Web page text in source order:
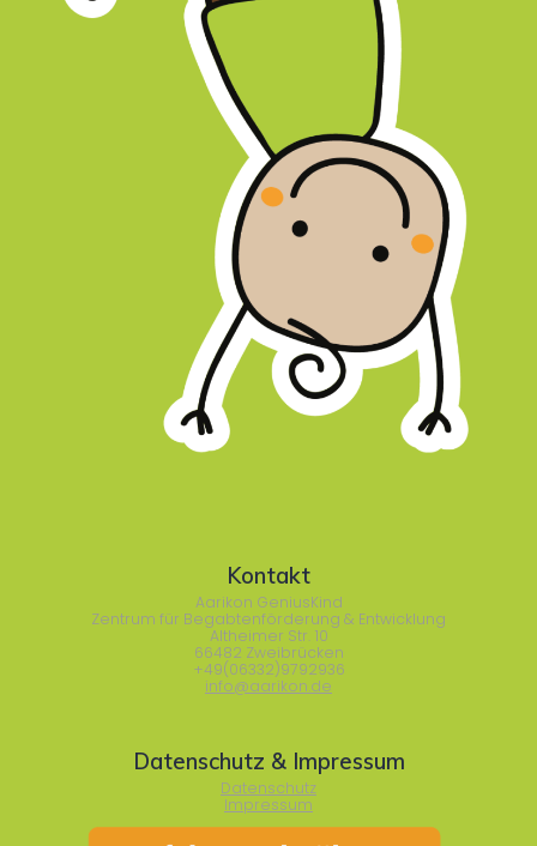
Kontakt
Aarikon GeniusKind
Zentrum für Begabtenförderung & Entwicklung
Altheimer Str. 10
66482 Zweibrücken
+49(06332)9792936
info@aarikon.de
Datenschutz & Impressum
Datenschutz
Impressum